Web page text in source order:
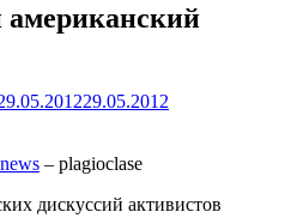
американский
29.05.2012
– plagioclase
дискуссий активистов